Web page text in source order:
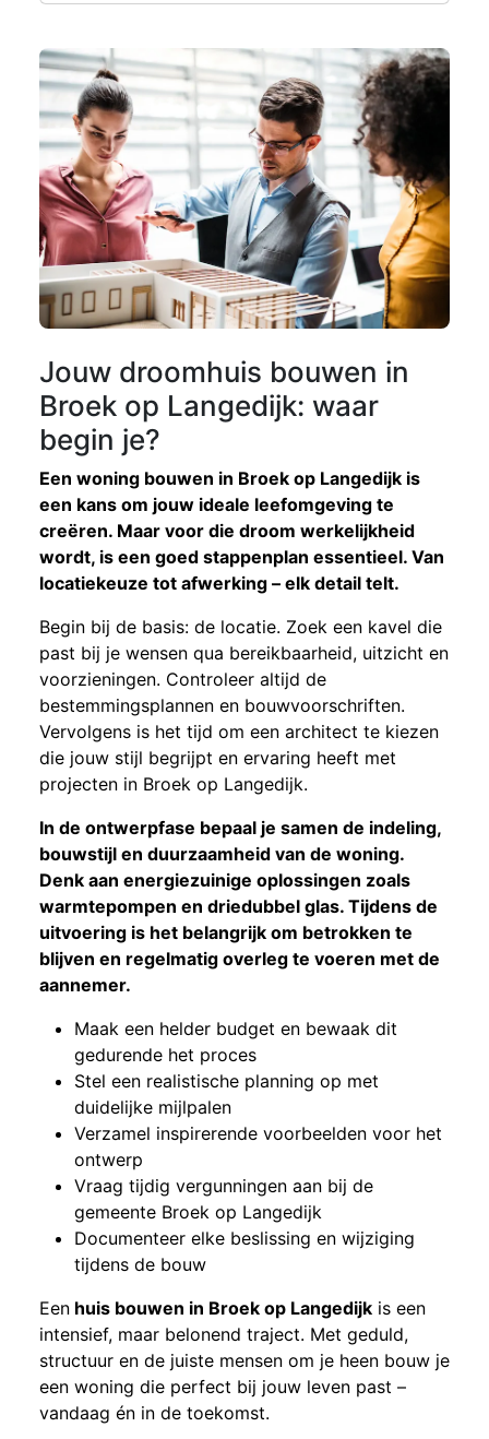
Jouw droomhuis bouwen in
Broek op Langedijk: waar
begin je?
Een woning bouwen in Broek op Langedijk is
een kans om jouw ideale leefomgeving te
creëren. Maar voor die droom werkelijkheid
wordt, is een goed stappenplan essentieel. Van
locatiekeuze tot afwerking – elk detail telt.
Begin bij de basis: de locatie. Zoek een kavel die
past bij je wensen qua bereikbaarheid, uitzicht en
voorzieningen. Controleer altijd de
bestemmingsplannen en bouwvoorschriften.
Vervolgens is het tijd om een architect te kiezen
die jouw stijl begrijpt en ervaring heeft met
projecten in Broek op Langedijk.
In de ontwerpfase bepaal je samen de indeling,
bouwstijl en duurzaamheid van de woning.
Denk aan energiezuinige oplossingen zoals
warmtepompen en driedubbel glas. Tijdens de
uitvoering is het belangrijk om betrokken te
blijven en regelmatig overleg te voeren met de
aannemer.
Maak een helder budget en bewaak dit
gedurende het proces
Stel een realistische planning op met
duidelijke mijlpalen
Verzamel inspirerende voorbeelden voor het
ontwerp
Vraag tijdig vergunningen aan bij de
gemeente Broek op Langedijk
Documenteer elke beslissing en wijziging
tijdens de bouw
Een huis bouwen in Broek op Langedijk is een
intensief, maar belonend traject. Met geduld,
structuur en de juiste mensen om je heen bouw je
een woning die perfect bij jouw leven past –
vandaag én in de toekomst.